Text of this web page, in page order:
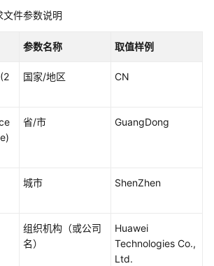
文件参数说明
参数名称 取值样例
国家/地区 CN
省/市 GuangDong
城市 ShenZhen
组织机构（或公司
名）
Huawei
Technologies Co.,
Ltd.